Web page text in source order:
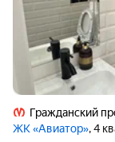
Гражданский
ЖК «Авиатор», 4